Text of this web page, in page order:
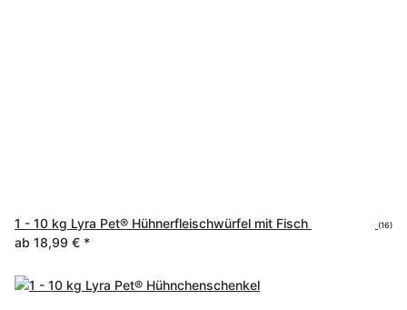
1 - 10 kg Lyra Pet® Hühnerfleischwürfel mit Fisch (16)
ab 18,99 € *